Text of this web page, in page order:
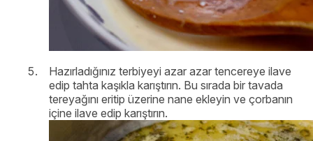
Hazırladığınız terbiyeyi azar azar tencereye ilave
edip tahta kaşıkla karıştırın. Bu sırada bir tavada
tereyağını eritip üzerine nane ekleyin ve çorbanın
içine ilave edip karıştırın.